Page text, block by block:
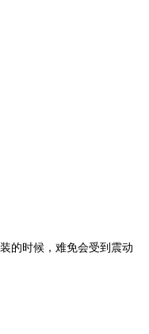
的时候，难免会受到震动